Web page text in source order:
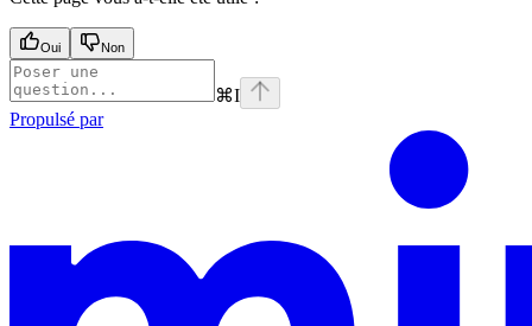
Oui Non
⌘I
Propulsé par